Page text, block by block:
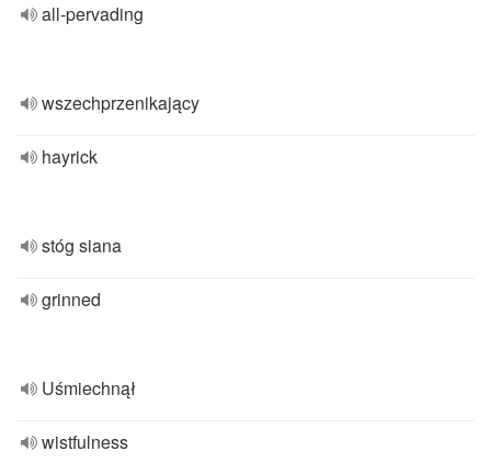
all-pervading
wszechprzenikający
hayrick
stóg siana
grinned
Uśmiechnął
wistfulness